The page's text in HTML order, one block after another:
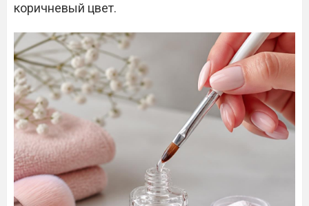
коричневый цвет.